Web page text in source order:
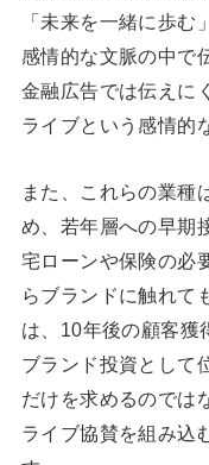
「未来を一緒に歩
感情的な文脈の中で
金融広告では伝えに
ライブという感情的
また、これらの業種
め、若年層への早期
宅ローンや保険の必
らブランドに触れて
は、10年後の顧客獲
ブランド投資として
だけを求めるのでは
ライブ協賛を組み込